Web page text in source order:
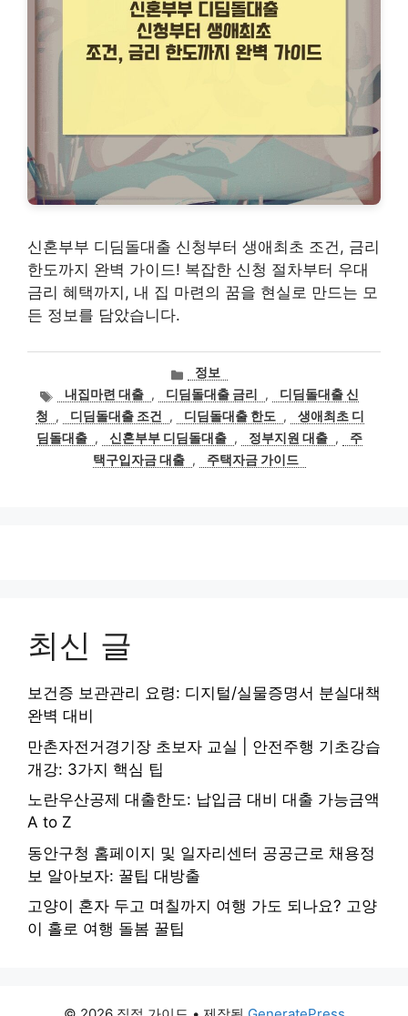
신혼부부 디딤돌대출 신청부터 생애최초 조건, 금리
한도까지 완벽 가이드! 복잡한 신청 절차부터 우대
금리 혜택까지, 내 집 마련의 꿈을 현실로 만드는 모
든 정보를 담았습니다.
카
테
고
리
정보
태내집마련 대출 , 디딤돌대출 금리 ,
디딤돌대출 신
청
, 디딤돌대출 조건 , 디딤돌대출 한도 ,
생애최초 디
딤돌대출 , 신혼부부 디딤돌대출 , 정부지원 대출 ,
주
택구입자금 대출 , 주택자금 가이드
최신 글
보건증 보관관리 요령: 디지털/실물증명서 분실대책
완벽 대비
만촌자전거경기장 초보자 교실 | 안전주행 기초강습
개강: 3가지 핵심 팁
노란우산공제 대출한도: 납입금 대비 대출 가능금액
A to Z
동안구청 홈페이지 및 일자리센터 공공근로 채용정
보 알아보자: 꿀팁 대방출
고양이 혼자 두고 며칠까지 여행 가도 되나요? 고양
이 홀로 여행 돌봄 꿀팁